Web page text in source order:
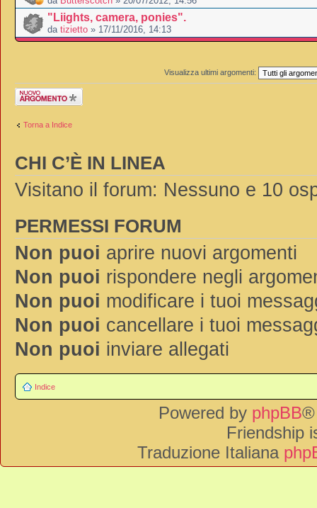
"Liights, camera, ponies".
da tizietto » 17/11/2016, 14:13
Visualizza ultimi argomenti:
Scrivi un nuovo
argomento
Torna a Indice
CHI C’È IN LINEA
Visitano il forum: Nessuno e 10
PERMESSI FORUM
Non puoi aprire nuovi argomenti
Non puoi rispondere negli
Non puoi modificare i tuoi
Non puoi cancellare i tuoi
Non puoi inviare allegati
Indice
Powered by phpBB®
Friendship
Traduzione Italiana